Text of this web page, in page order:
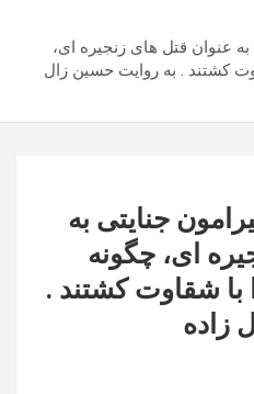
به عنوان قتل های زنجیره ای،
کشتند . به روایت حسین زال
جنایتی به
ای، چگونه
با شقاوت کشتند .
زاده